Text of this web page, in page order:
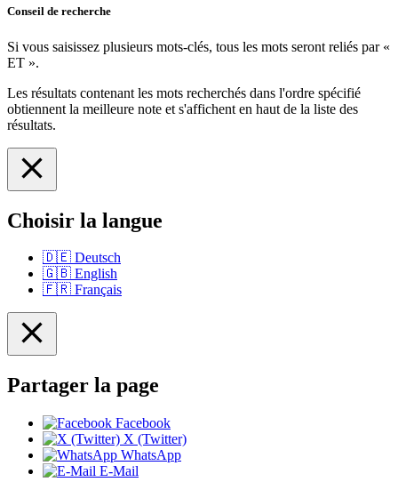
Conseil de recherche
Si vous saisissez plusieurs mots-clés, tous les mots seront reliés par «
ET ».
Les résultats contenant les mots recherchés dans l'ordre spécifié
obtiennent la meilleure note et s'affichent en haut de la liste des
résultats.
Choisir la langue
🇩🇪 Deutsch
🇬🇧 English
🇫🇷 Français
Partager la page
Facebook
X (Twitter)
WhatsApp
E-Mail